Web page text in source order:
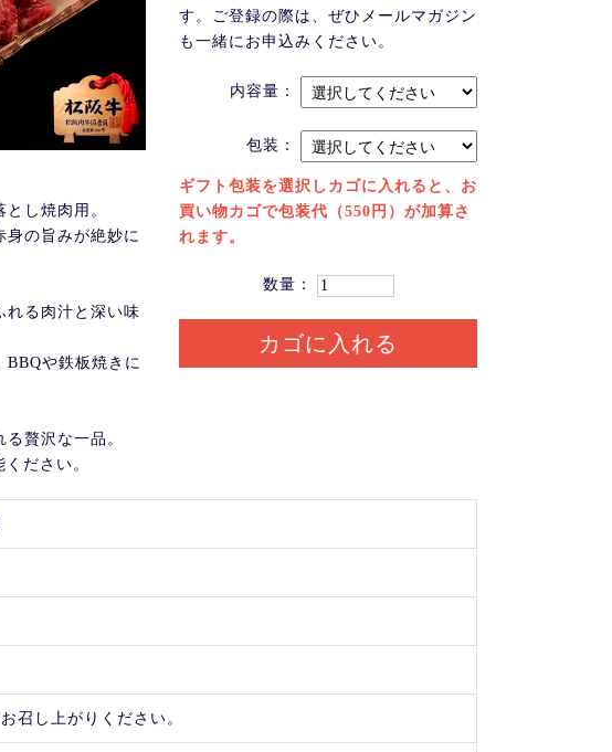
す。ご登録の際は、ぜひメールマガジン
も一緒にお申込みください。
内容量：
包装：
ギフト包装を選択しカゴに入れると、お
買い物カゴで包装代（550円）が加算さ
れます。
数量：
カゴに入れる
し焼肉用。
の旨みが絶妙に
れる肉汁と深い味
や鉄板焼きに
贅沢な一品。
ださい。
召し上がりください。